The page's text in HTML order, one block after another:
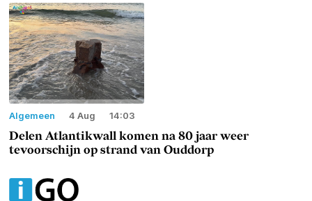
Algemeen 4 Aug 14:03
Delen Atlantikwall komen na 80 jaar weer
tevoorschijn op strand van Ouddorp